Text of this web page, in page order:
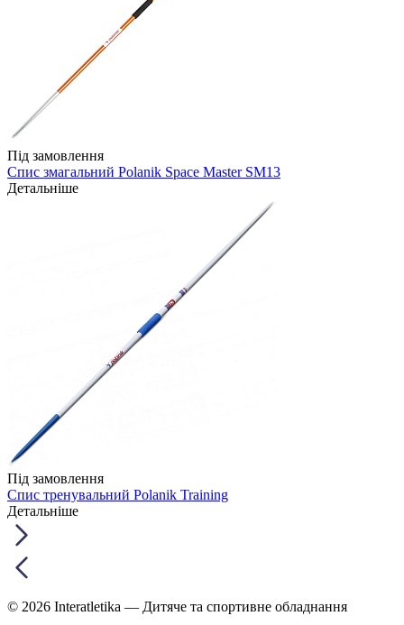
Під замовлення
Спис змагальний Polanik Space Master SM13
Детальніше
Під замовлення
Спис тренувальний Polanik Training
Детальніше
© 2026 Interatletika — Дитяче та спортивне обладнання